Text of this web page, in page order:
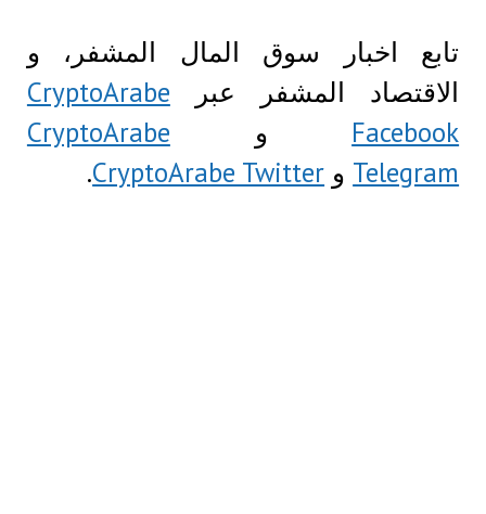
تابع اخبار سوق المال المشفر، و
الاقتصاد المشفر عبر CryptoArabe
Facebook و CryptoArabe
Telegram و CryptoArabe Twitter
.